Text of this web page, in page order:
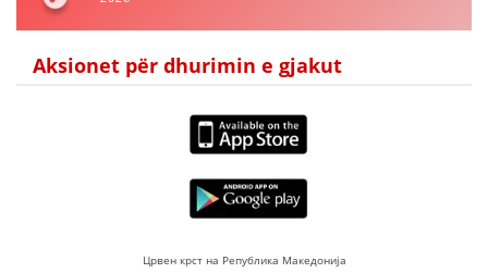
Aksionet për dhurimin e gjakut
Црвен крст на Република Македонија